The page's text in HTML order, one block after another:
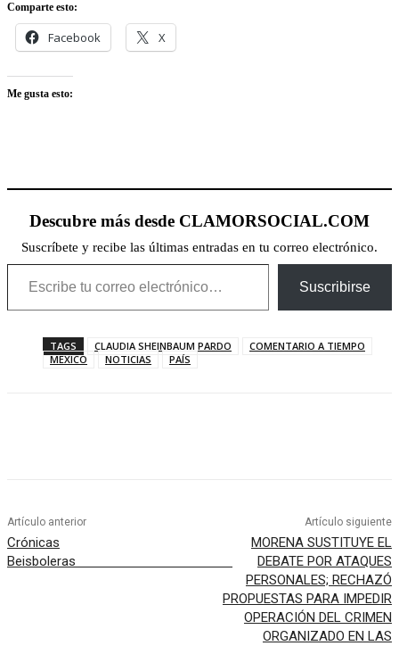
Comparte esto:
Facebook X
Me gusta esto:
Descubre más desde CLAMORSOCIAL.COM
Suscríbete y recibe las últimas entradas en tu correo electrónico.
Escribe tu correo electrónico…
Suscribirse
TAGS CLAUDIA SHEINBAUM PARDO
COMENTARIO A TIEMPO
MEXICO
NOTICIAS PAÍS
Artículo anterior
Crónicas
Beisboleras
Artículo siguiente
MORENA SUSTITUYE EL
DEBATE POR ATAQUES
PERSONALES; RECHAZÓ
PROPUESTAS PARA IMPEDIR
OPERACIÓN DEL CRIMEN
ORGANIZADO EN LAS